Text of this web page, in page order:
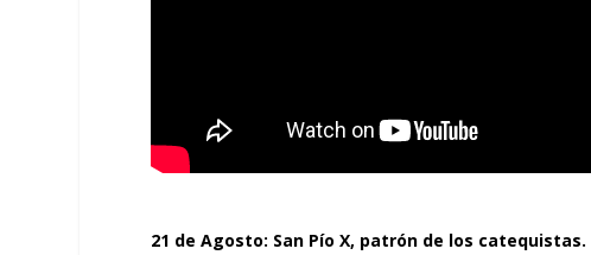
21 de Agosto: San Pío X, patrón de los catequistas.